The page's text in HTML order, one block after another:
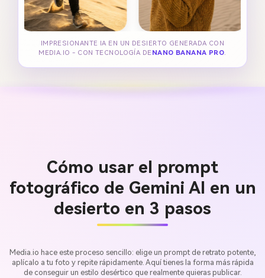
IMPRESIONANTE IA EN UN DESIERTO GENERADA CON
MEDIA.IO - CON TECNOLOGÍA DE NANO BANANA PRO.
Cómo usar el prompt
fotográfico de Gemini AI en un
desierto en 3 pasos
Media.io hace este proceso sencillo: elige un prompt de retrato potente,
aplícalo a tu foto y repite rápidamente. Aquí tienes la forma más rápida
de conseguir un estilo desértico que realmente quieras publicar.